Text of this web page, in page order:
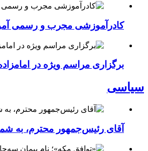
کادرآموزشی مجرب و رسمی
برگزاری مراسم ویژه در
سیاسی
آقای رئیس‌جمهور محترم، به